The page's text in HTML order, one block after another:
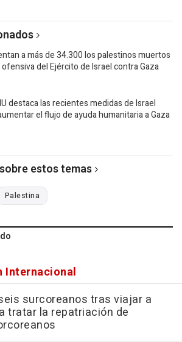
a más de 34.300 los palestinos muertos
del Ejército de Israel contra Gaza
destaca las recientes medidas de Israel
el flujo de ayuda humanitaria a Gaza
estos temas
Palestina
Internacional
surcoreanos tras viajar a
tratar la repatriación de